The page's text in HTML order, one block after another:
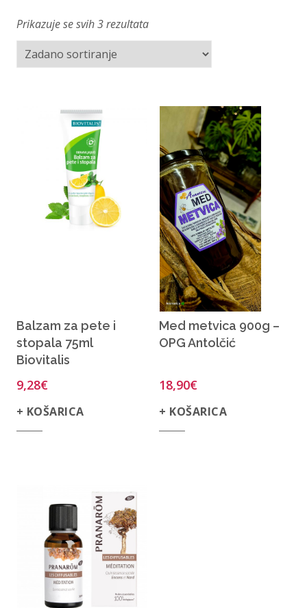
Prikazuje se svih 3 rezultata
Balzam za pete i
stopala 75ml
Biovitalis
9,28€
+ KOŠARICA
Med metvica 900g –
OPG Antolčić
18,90€
+ KOŠARICA